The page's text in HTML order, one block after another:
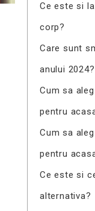
Ce este si
corp?
Care sunt
anului 2024?
Cum sa
pentru
Cum sa
pentru
Ce este si
alternativa?